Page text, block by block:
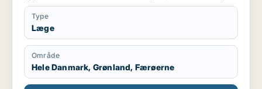
to højprofilerede hospitaler, King Faisal Specialist
Hospital og King Fahad Medical City. Jeg har været
tilknyttet “The royal Clinic”, som tog vare på den
saudiske konge.
Jeg sluttede i december 2019
Type
Læge
Område
Hele Danmark, Grønland, Færøerne